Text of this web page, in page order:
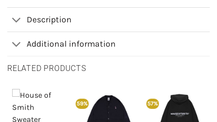
Description
Additional information
RELATED PRODUCTS
59% 57%